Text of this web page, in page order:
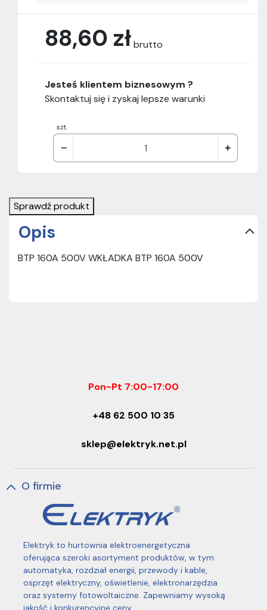
88,60 złbrutto
szt.
Jesteś klientem biznesowym ?
Skontaktuj się i zyskaj lepsze warunki
Sprawdź produkt
Opis
BTP 160A 500V WKŁADKA BTP 160A 500V
Pon-Pt 7:00-17:00
+48 62 500 10 35
sklep@elektryk.net.pl
O firmie
Elektryk to hurtownia elektroenergetyczna
oferująca szeroki asortyment produktów, w tym
automatyka, rozdział energii, przewody i kable,
osprzęt elektryczny, oświetlenie, elektronarzędzia
oraz systemy fotowoltaiczne. Zapewniamy wysoką
jakość i konkurencyjne ceny.